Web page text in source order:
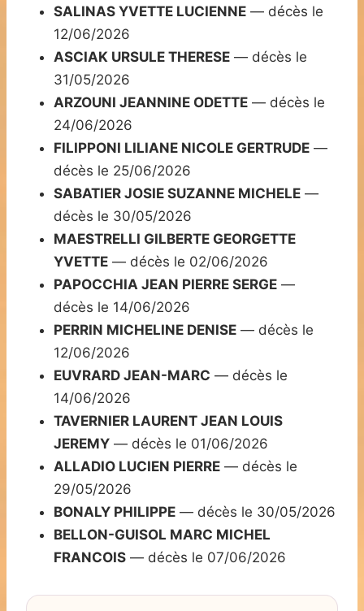
SALINAS YVETTE LUCIENNE — décès le
12/06/2026
ASCIAK URSULE THERESE — décès le
31/05/2026
ARZOUNI JEANNINE ODETTE — décès le
24/06/2026
FILIPPONI LILIANE NICOLE GERTRUDE —
décès le 25/06/2026
SABATIER JOSIE SUZANNE MICHELE —
décès le 30/05/2026
MAESTRELLI GILBERTE GEORGETTE
YVETTE — décès le 02/06/2026
PAPOCCHIA JEAN PIERRE SERGE —
décès le 14/06/2026
PERRIN MICHELINE DENISE — décès le
12/06/2026
EUVRARD JEAN-MARC — décès le
14/06/2026
TAVERNIER LAURENT JEAN LOUIS
JEREMY — décès le 01/06/2026
ALLADIO LUCIEN PIERRE — décès le
29/05/2026
BONALY PHILIPPE — décès le 30/05/2026
BELLON-GUISOL MARC MICHEL
FRANCOIS — décès le 07/06/2026